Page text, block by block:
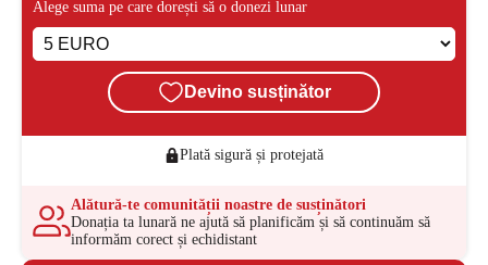
Alege suma pe care dorești să o donezi lunar
Devino susținător
Plată sigură și protejată
Alătură-te comunității noastre de susținători
Donația ta lunară ne ajută să planificăm și să continuăm să
informăm corect și echidistant